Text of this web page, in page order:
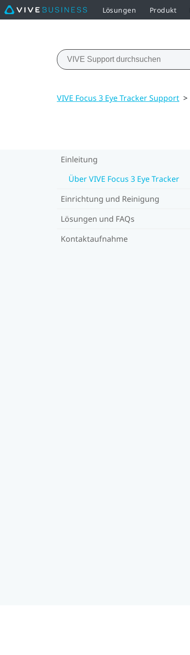
Lösungen Produkt
VIVE Focus 3 Eye Tracker Support >
Einleitung
Über VIVE Focus 3 Eye Tracker
Einrichtung und Reinigung
Lösungen und FAQs
Kontaktaufnahme